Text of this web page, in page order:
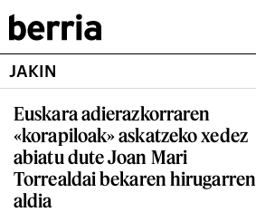
JAKIN
Euskara adierazkorraren
«korapiloak» askatzeko xedez
abiatu dute Joan Mari
Torrealdai bekaren hirugarren
aldia